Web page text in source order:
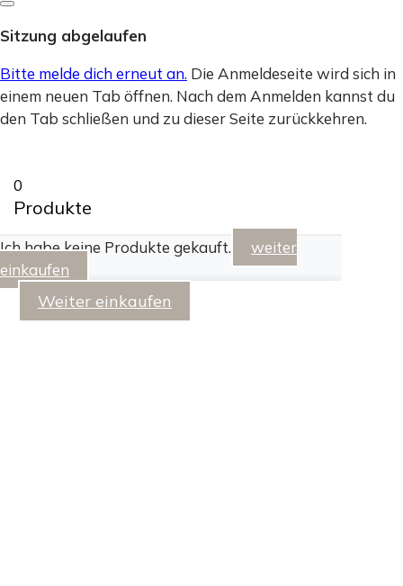
Dialog
schließen
Sitzung abgelaufen
Bitte melde dich erneut an. Die Anmeldeseite wird sich in
einem neuen Tab öffnen. Nach dem Anmelden kannst du
den Tab schließen und zu dieser Seite zurückkehren.
0
Produkte
Ich habe keine Produkte gekauft.
weiter
einkaufen
Weiter einkaufen